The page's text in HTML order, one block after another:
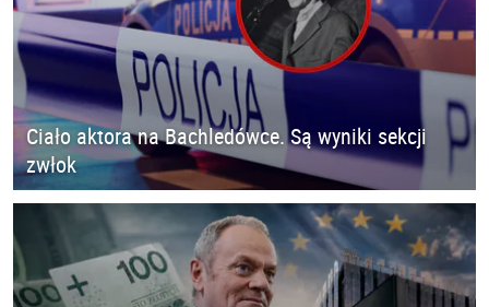
Ciało aktora na Bachledówce. Są wyniki sekcji
zwłok